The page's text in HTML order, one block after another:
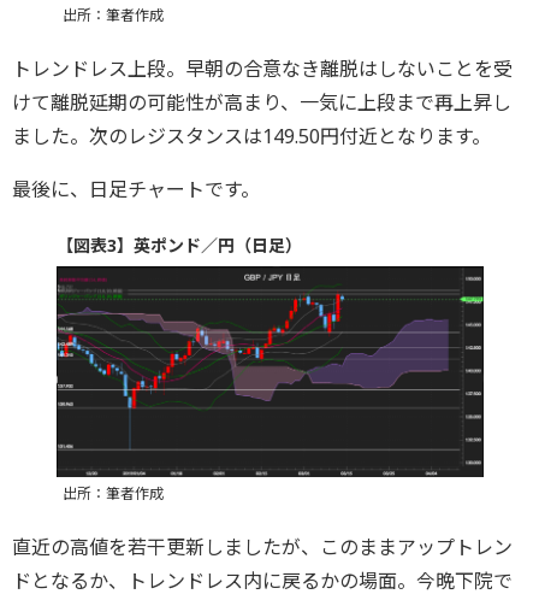
出所：筆者作成
トレンドレス上段。早朝の合意なき離脱はしないことを受
けて離脱延期の可能性が高まり、一気に上段まで再上昇し
ました。次のレジスタンスは149.50円付近となります。
最後に、日足チャートです。
【図表3】英ポンド／円（日足）
出所：筆者作成
直近の高値を若干更新しましたが、このままアップトレン
ドとなるか、トレンドレス内に戻るかの場面。今晩下院で